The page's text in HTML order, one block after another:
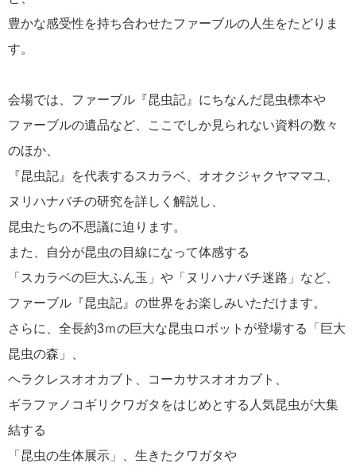
豊かな感受性を持ち合わせたファーブルの人生をたどりま
す。
会場では、ファーブル『昆虫記』にちなんだ昆虫標本や
ファーブルの遺品など、ここでしか見られない資料の数々
のほか、
『昆虫記』を代表するスカラベ、オオクジャクヤママユ、
ヌリハナバチの研究を詳しく解説し、
昆虫たちの不思議に迫ります。
また、自分が昆虫の目線になって体感する
「スカラベの巨大ふん玉」や「ヌリハナバチ迷路」など、
ファーブル『昆虫記』の世界をお楽しみいただけます。
さらに、全長約3ｍの巨大な昆虫ロボットが登場する「巨大
昆虫の森」、
ヘラクレスオオカブト、コーカサスオオカブト、
ギラファノコギリクワガタをはじめとする人気昆虫が大集
結する
「昆虫の生体展示」、生きたクワガタや